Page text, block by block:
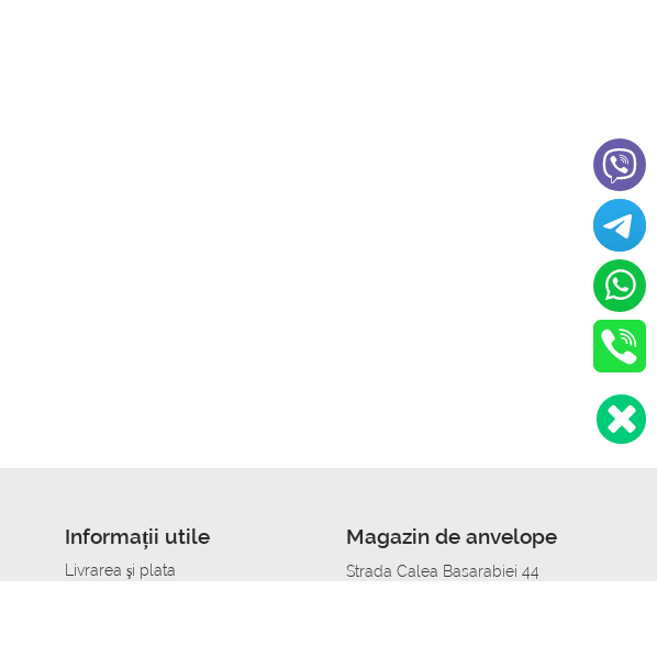
Informații utile
Livrarea şi plata
Magazin de anvelope
Strada Calea Basarabiei 44